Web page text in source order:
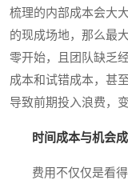
梳理的内部成本会大
的现成场地，那么最
零开始，且团队缺乏
成本和试错成本，甚
导致前期投入浪费，
时间成本与机会
费用不仅仅是看得